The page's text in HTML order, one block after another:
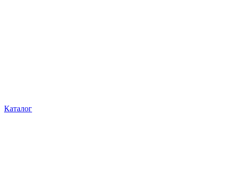
Каталог